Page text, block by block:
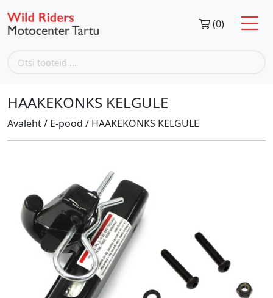
(0)
HAAKEKONKS KELGULE
Avaleht/ E-pood / HAAKEKONKS KELGULE